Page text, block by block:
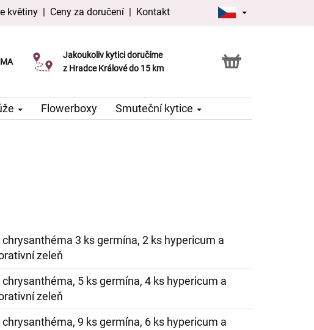
květiny | Ceny za doručení | Kontakt
Jakoukoliv kytici doručíme
z Hradce Králové do 15 km
Možnost vyzvednout v naší květince
Flowerboxy Smuteční kytice
chrysanthéma 3 ks germína, 2 ks hypericum a
zeleň
chrysanthéma, 5 ks germína, 4 ks hypericum a
zeleň
chrysanthéma, 9 ks germína, 6 ks hypericum a